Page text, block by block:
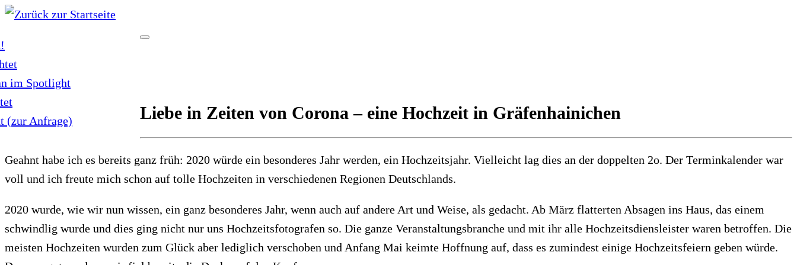
Zum
springen
im Spotlight
(zur Anfrage)
Liebe in Zeiten von Corona – eine Hochzeit in Gräfenhainichen
Geahnt habe ich es bereits ganz früh: 2020 würde ein besonderes Jahr werden, ein Hochzeitsjahr. Vielleicht lag dies an der doppelten 2o. Der Terminkalender war
voll und ich freute mich schon auf tolle Hochzeiten in verschiedenen Regionen Deutschlands.
2020 wurde, wie wir nun wissen, ein ganz besonderes Jahr, wenn auch auf andere Art und Weise, als gedacht. Ab März flatterten Absagen ins Haus, das einem
schwindlig wurde und dies ging nicht nur uns Hochzeitsfotografen so. Die ganze Veranstaltungsbranche und mit ihr alle Hochzeitsdiensleister waren betroffen. Die
meisten Hochzeiten wurden zum Glück aber lediglich verschoben und Anfang Mai keimte Hoffnung auf, dass es zumindest einige Hochzeitsfeiern geben würde.